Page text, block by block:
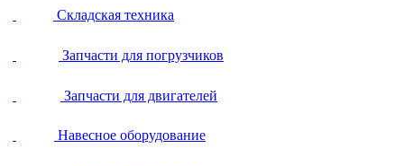
Складская техника
Запчасти для погрузчиков
Запчасти для двигателей
Навесное оборудование